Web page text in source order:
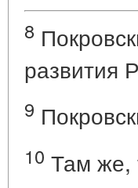
8
развития
9
10 Там же,